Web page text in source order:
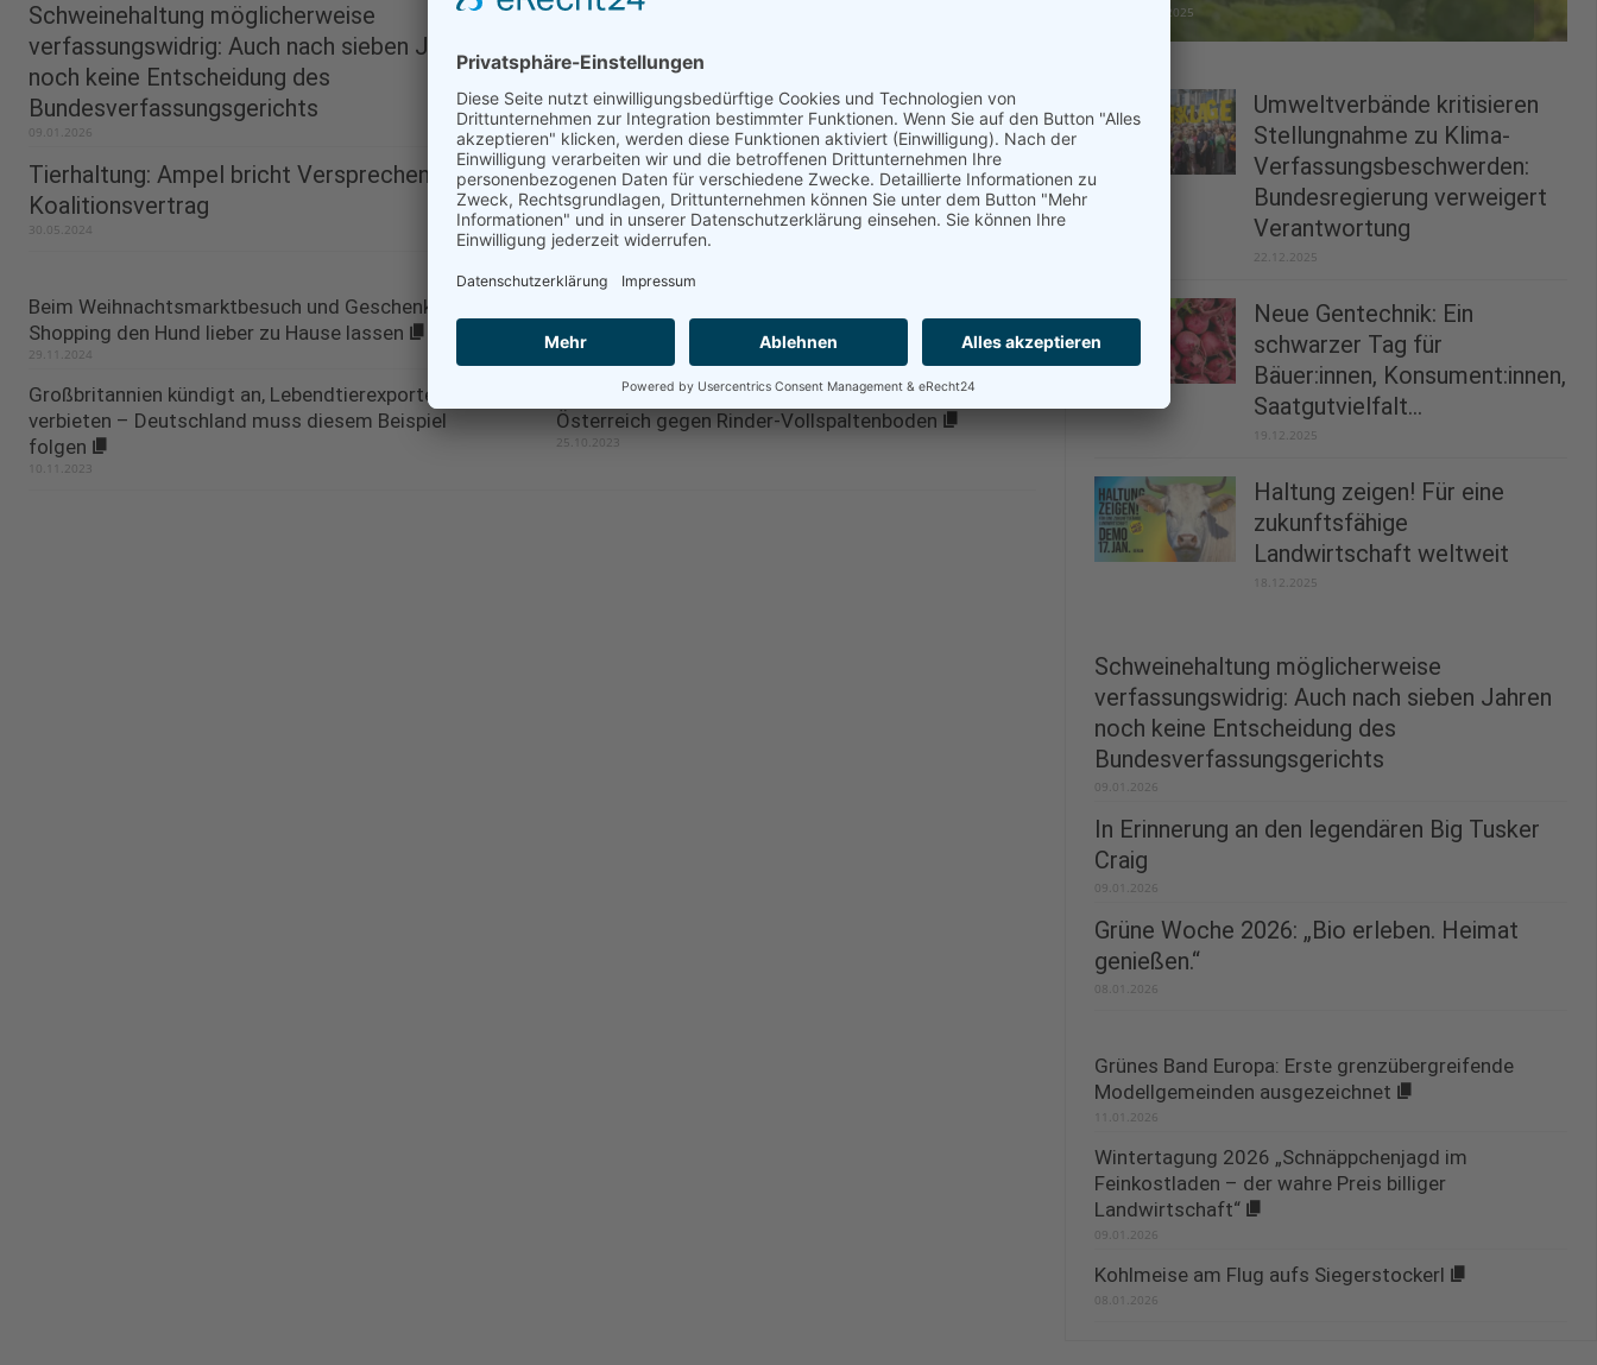
Schweinehaltung möglicherweise
verfassungswidrig: Auch nach sieben Jahren
noch keine Entscheidung des
Bundesverfassungsgerichts
09.01.2026
Bundestagswahl: VIER PFOTEN fordert von
16.01.2025
Tierhaltung: Ampel bricht Versprechen aus
Koalitionsvertrag
30.05.2024
Tipps von VIER PFOTEN für ein Osterfest mit
weniger Tierleid
21.03.2024
Beim Weihnachtsmarktbesuch und Geschenke-
Shopping den Hund lieber zu Hause lassen
29.11.2024
Fleischkongress: „Zukunft nicht verwursten“
21.11.2023
Großbritannien kündigt an, Lebendtierexporte zu
verbieten – Deutschland muss diesem Beispiel
folgen
10.11.2023
Aktuelles Eurobarometer: 92 % der Menschen in
Österreich gegen Rinder-Vollspaltenboden
25.10.2023
28.12.2025
Umweltverbände kritisieren
Stellungnahme zu Klima-
Verfassungsbeschwerden:
Bundesregierung verweigert
Verantwortung
22.12.2025
Neue Gentechnik: Ein
schwarzer Tag für
Bäuer:innen, Konsument:innen,
Saatgutvielfalt...
19.12.2025
Haltung zeigen! Für eine
zukunftsfähige
Landwirtschaft weltweit
18.12.2025
Schweinehaltung möglicherweise
verfassungswidrig: Auch nach sieben Jahren
noch keine Entscheidung des
Bundesverfassungsgerichts
09.01.2026
In Erinnerung an den legendären Big Tusker
Craig
09.01.2026
Grüne Woche 2026: „Bio erleben. Heimat
genießen.“
08.01.2026
Grünes Band Europa: Erste grenzübergreifende
Modellgemeinden ausgezeichnet
11.01.2026
Wintertagung 2026 „Schnäppchenjagd im
Feinkostladen – der wahre Preis billiger
Landwirtschaft“
09.01.2026
Kohlmeise am Flug aufs Siegerstockerl
08.01.2026